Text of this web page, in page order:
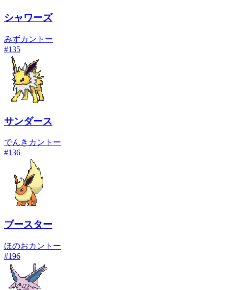
シャワーズ
みずカントー
#135
サンダース
でんき カントー
#136
ブースター
ほのおカントー
#196